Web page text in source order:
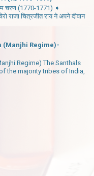
चरण (1770-1771) ➧
राजा चित्रजीत राय ने अपने दीवान
(Manjhi Regime)-
Regime) The Santhals
the majority tribes of India,